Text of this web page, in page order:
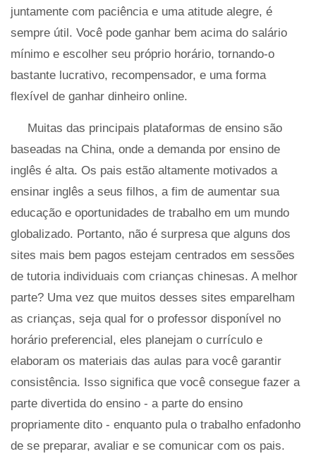
juntamente com paciência e uma atitude alegre, é
sempre útil. Você pode ganhar bem acima do salário
mínimo e escolher seu próprio horário, tornando-o
bastante lucrativo, recompensador, e uma forma
flexível de ganhar dinheiro online.
Muitas das principais plataformas de ensino são
baseadas na China, onde a demanda por ensino de
inglês é alta. Os pais estão altamente motivados a
ensinar inglês a seus filhos, a fim de aumentar sua
educação e oportunidades de trabalho em um mundo
globalizado. Portanto, não é surpresa que alguns dos
sites mais bem pagos estejam centrados em sessões
de tutoria individuais com crianças chinesas. A melhor
parte? Uma vez que muitos desses sites emparelham
as crianças, seja qual for o professor disponível no
horário preferencial, eles planejam o currículo e
elaboram os materiais das aulas para você garantir
consistência. Isso significa que você consegue fazer a
parte divertida do ensino - a parte do ensino
propriamente dito - enquanto pula o trabalho enfadonho
de se preparar, avaliar e se comunicar com os pais.